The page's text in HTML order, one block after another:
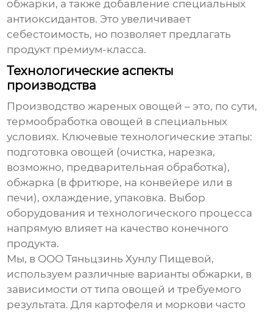
обжарки, а также добавление специальных
антиоксидантов. Это увеличивает
себестоимость, но позволяет предлагать
продукт премиум-класса.
Технологические аспекты
производства
Производствожареных овощей – это, по сути,
термообработка овощей в специальных
условиях. Ключевые технологические этапы:
подготовка овощей (очистка, нарезка,
возможно, предварительная обработка),
обжарка (в фритюре, на конвейере или в
печи), охлаждение, упаковка. Выбор
оборудования и технологического процесса
напрямую влияет на качество конечного
продукта.
Мы, в ООО Тяньцзинь Хунлу Пищевой,
используем различные варианты обжарки, в
зависимости от типа овощей и требуемого
результата. Для картофеля и моркови часто